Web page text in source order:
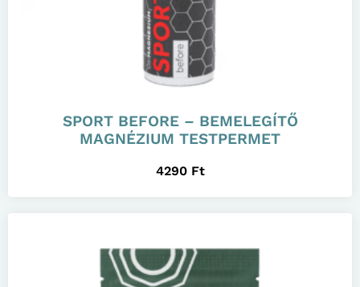
SPORT BEFORE – BEMELEGÍTŐ
MAGNÉZIUM TESTPERMET
4290 Ft